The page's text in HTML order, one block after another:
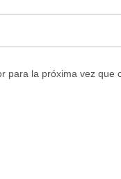
para la próxima vez que